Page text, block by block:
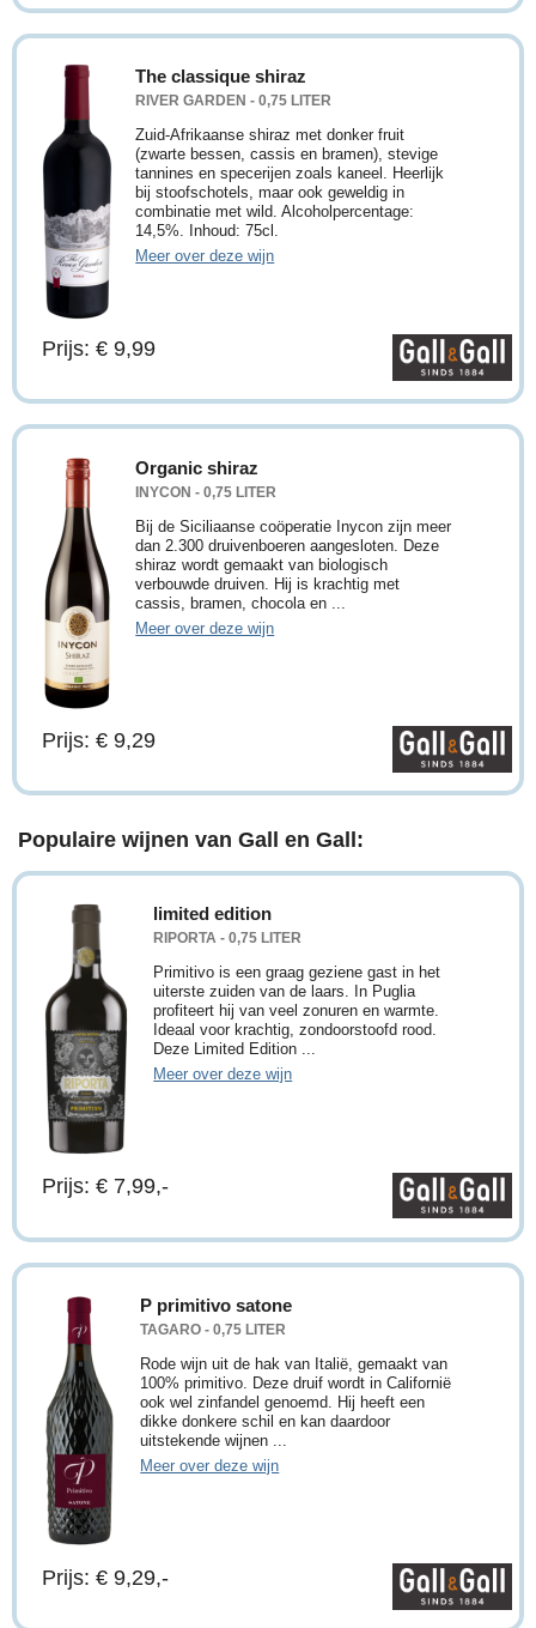
The classique shiraz
RIVER GARDEN - 0,75 LITER
Zuid-Afrikaanse shiraz met donker fruit
(zwarte bessen, cassis en bramen), stevige
tannines en specerijen zoals kaneel. Heerlijk
bij stoofschotels, maar ook geweldig in
combinatie met wild. Alcoholpercentage:
14,5%. Inhoud: 75cl.
Meer over deze wijn
Prijs: € 9,99
Organic shiraz
INYCON - 0,75 LITER
Bij de Siciliaanse coöperatie Inycon zijn meer
dan 2.300 druivenboeren aangesloten. Deze
shiraz wordt gemaakt van biologisch
verbouwde druiven. Hij is krachtig met
cassis, bramen, chocola en ...
Meer over deze wijn
Prijs: € 9,29
Populaire wijnen van Gall en Gall:
limited edition
RIPORTA - 0,75 LITER
Primitivo is een graag geziene gast in het
uiterste zuiden van de laars. In Puglia
profiteert hij van veel zonuren en warmte.
Ideaal voor krachtig, zondoorstoofd rood.
Deze Limited Edition ...
Meer over deze wijn
Prijs: € 7,99,-
P primitivo satone
TAGARO - 0,75 LITER
Rode wijn uit de hak van Italië, gemaakt van
100% primitivo. Deze druif wordt in Californië
ook wel zinfandel genoemd. Hij heeft een
dikke donkere schil en kan daardoor
uitstekende wijnen ...
Meer over deze wijn
Prijs: € 9,29,-